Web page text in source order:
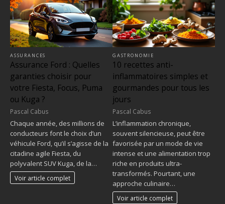
ASSURANCES
Assurance Ford : Quelles
garanties choisir pour
votre Fiesta, Focus, Puma
ou Kuga ?
Pascal Cabus
Chaque année, des millions de
conducteurs font le choix d’un
véhicule Ford, qu’il s’agisse de la
citadine agile Fiesta, du
polyvalent SUV Kuga, de la…
Voir article complet
GASTRONOMIE
10 recettes anti-
inflammatoires simples et
gourmandes pour tous les
jours
Pascal Cabus
L’inflammation chronique,
souvent silencieuse, peut être
favorisée par un mode de vie
intense et une alimentation trop
riche en produits ultra-
transformés. Pourtant, une
approche culinaire…
Voir article complet